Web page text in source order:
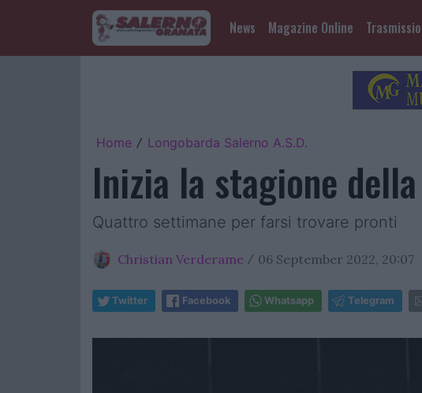
News Magazine Online
Home / Longobarda Salerno A.S.D.
Inizia la stagione
Quattro settimane per farsi trovare pronti
Christian Verderame / 06 September 2022, 20:07
Twitter Facebook Whatsapp Telegram